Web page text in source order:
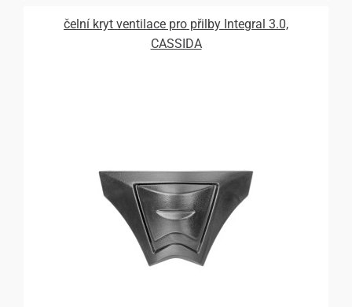
čelní kryt ventilace pro přilby Integral 3.0,
CASSIDA